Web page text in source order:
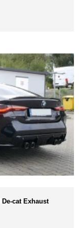
cat Exhaust